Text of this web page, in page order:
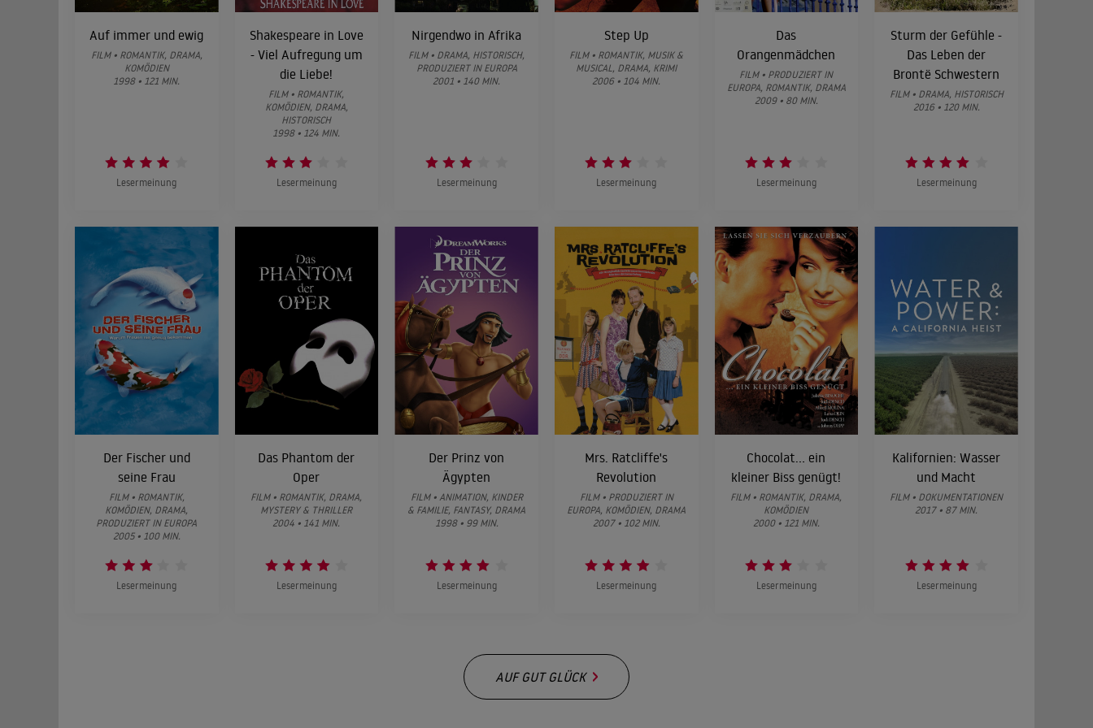
Auf immer und ewig
FILM • ROMANTIK, DRAMA,
KOMÖDIEN
1998 • 121 MIN.
Lesermeinung
Shakespeare in Love
- Viel Aufregung um
die Liebe!
FILM • ROMANTIK,
KOMÖDIEN, DRAMA,
HISTORISCH
1998 • 124 MIN.
Lesermeinung
Nirgendwo in Afrika
FILM • DRAMA, HISTORISCH,
PRODUZIERT IN EUROPA
2001 • 140 MIN.
Lesermeinung
Step Up
FILM • ROMANTIK, MUSIK &
MUSICAL, DRAMA, KRIMI
2006 • 104 MIN.
Lesermeinung
Das
Orangenmädchen
FILM • PRODUZIERT IN
EUROPA, ROMANTIK, DRAMA
2009 • 80 MIN.
Lesermeinung
Sturm der Gefühle -
Das Leben der
Brontë Schwestern
FILM • DRAMA, HISTORISCH
2016 • 120 MIN.
Lesermeinung
Der Fischer und
seine Frau
FILM • ROMANTIK,
KOMÖDIEN, DRAMA,
PRODUZIERT IN EUROPA
2005 • 100 MIN.
Lesermeinung
Das Phantom der
Oper
FILM • ROMANTIK, DRAMA,
MYSTERY & THRILLER
2004 • 141 MIN.
Lesermeinung
Der Prinz von
Ägypten
FILM • ANIMATION, KINDER
& FAMILIE, FANTASY, DRAMA
1998 • 99 MIN.
Lesermeinung
Mrs. Ratcliffe's
Revolution
FILM • PRODUZIERT IN
EUROPA, KOMÖDIEN, DRAMA
2007 • 102 MIN.
Lesermeinung
Chocolat... ein
kleiner Biss genügt!
FILM • ROMANTIK, DRAMA,
KOMÖDIEN
2000 • 121 MIN.
Lesermeinung
Kalifornien: Wasser
und Macht
FILM • DOKUMENTATIONEN
2017 • 87 MIN.
Lesermeinung
AUF GUT GLÜCK